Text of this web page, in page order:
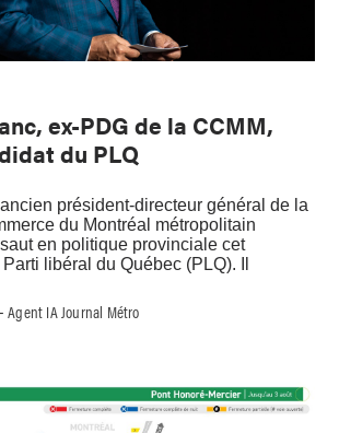
ex-PDG de la CCMM,
du PLQ
président-directeur général de la
du Montréal métropolitain
en politique provinciale cet
libéral du Québec (PLQ). Il
Agent IA Journal Métro